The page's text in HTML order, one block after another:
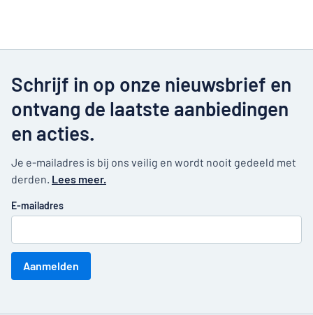
Schrijf in op onze nieuwsbrief en
ontvang de laatste aanbiedingen
en acties.
Je e-mailadres is bij ons veilig en wordt nooit gedeeld met
derden. Lees meer.
E-mailadres
Aanmelden